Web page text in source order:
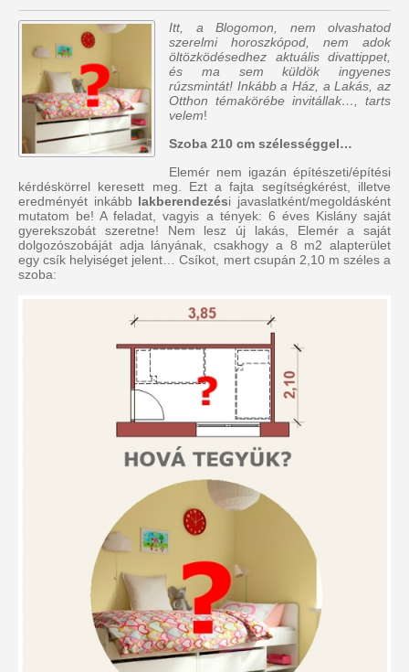
Itt, a Blogomon, nem olvashatod
szerelmi horoszkópod, nem adok
öltözködésedhez aktuális divattippet,
és ma sem küldök ingyenes
rúzsmintát! Inkább a Ház, a Lakás, az
Otthon témakörébe invitállak…, tarts
velem!
Szoba 210 cm szélességgel…
Elemér nem igazán építészeti/építési
kérdéskörrel keresett meg. Ezt a fajta segítségkérést, illetve
eredményét inkább lakberendezési javaslatként/megoldásként
mutatom be! A feladat, vagyis a tények: 6 éves Kislány saját
gyerekszobát szeretne! Nem lesz új lakás, Elemér a saját
dolgozószobáját adja lányának, csakhogy a 8 m2 alapterület
egy csík helyiséget jelent… Csíkot, mert csupán 2,10 m széles a
szoba: